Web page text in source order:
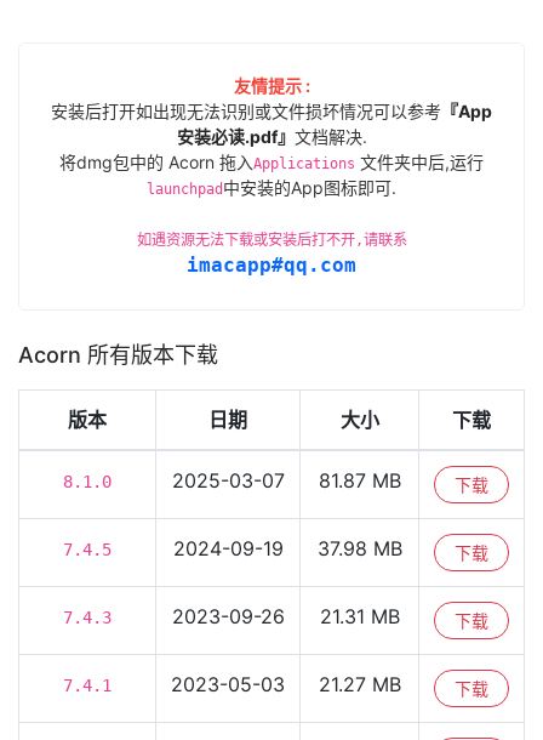
友情提示 :
安装后打开如出现无法识别或文件损坏情况可以参考 『App
安装必读.pdf』 文档解决.
将dmg包中的 Acorn 拖入Applications 文件夹中后,运行
launchpad 中安装的App图标即可.
如遇资源无法下载或安装后打不开,请联系
imacapp#qq.com
Acorn 所有版本下载
版本 日期 大小 下载
8.1.0 2025-03-07 81.87 MB 下载
7.4.5 2024-09-19 37.98 MB 下载
7.4.3 2023-09-26 21.31 MB 下载
7.4.1 2023-05-03 21.27 MB 下载